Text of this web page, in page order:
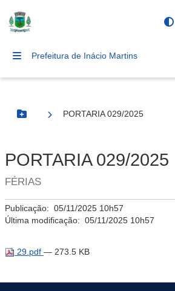
Prefeitura de Inácio Martins
Botão Menu
PORTARIA 029/2025
PORTARIA 029/2025
FÉRIAS
Publicação: 05/11/2025 10h57
Última modificação: 05/11/2025 10h57
29.pdf — 273.5 KB